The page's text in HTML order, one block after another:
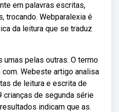
em palavras escritas,
trocando. Webparalexia é
da leitura que se traduz
umas pelas outras. O termo
Webeste artigo analisa
de leitura e escrita de
crianças de segunda série
indicam que as.